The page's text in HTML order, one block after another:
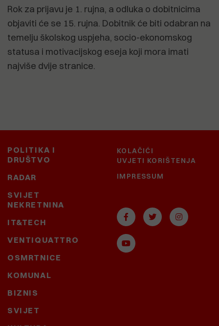
Rok za prijavu je 1. rujna, a odluka o dobitnicima
objaviti će se 15. rujna. Dobitnik će biti odabran na
temelju školskog uspjeha, socio-ekonomskog
statusa i motivacijskog eseja koji mora imati
najviše dvije stranice.
POLITIKA I
DRUŠTVO
RADAR
SVIJET
NEKRETNINA
IT&TECH
VENTIQUATTRO
OSMRTNICE
KOMUNAL
BIZNIS
SVIJET
KOLAČIĆI
UVJETI KORIŠTENJA
IMPRESSUM